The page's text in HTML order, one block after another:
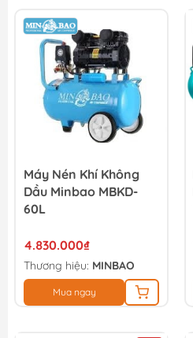
Máy Nén Khí Không
Dầu Minbao MBKD-
60L
4.830.000₫
Thương hiệu: MINBAO
Mua ngay